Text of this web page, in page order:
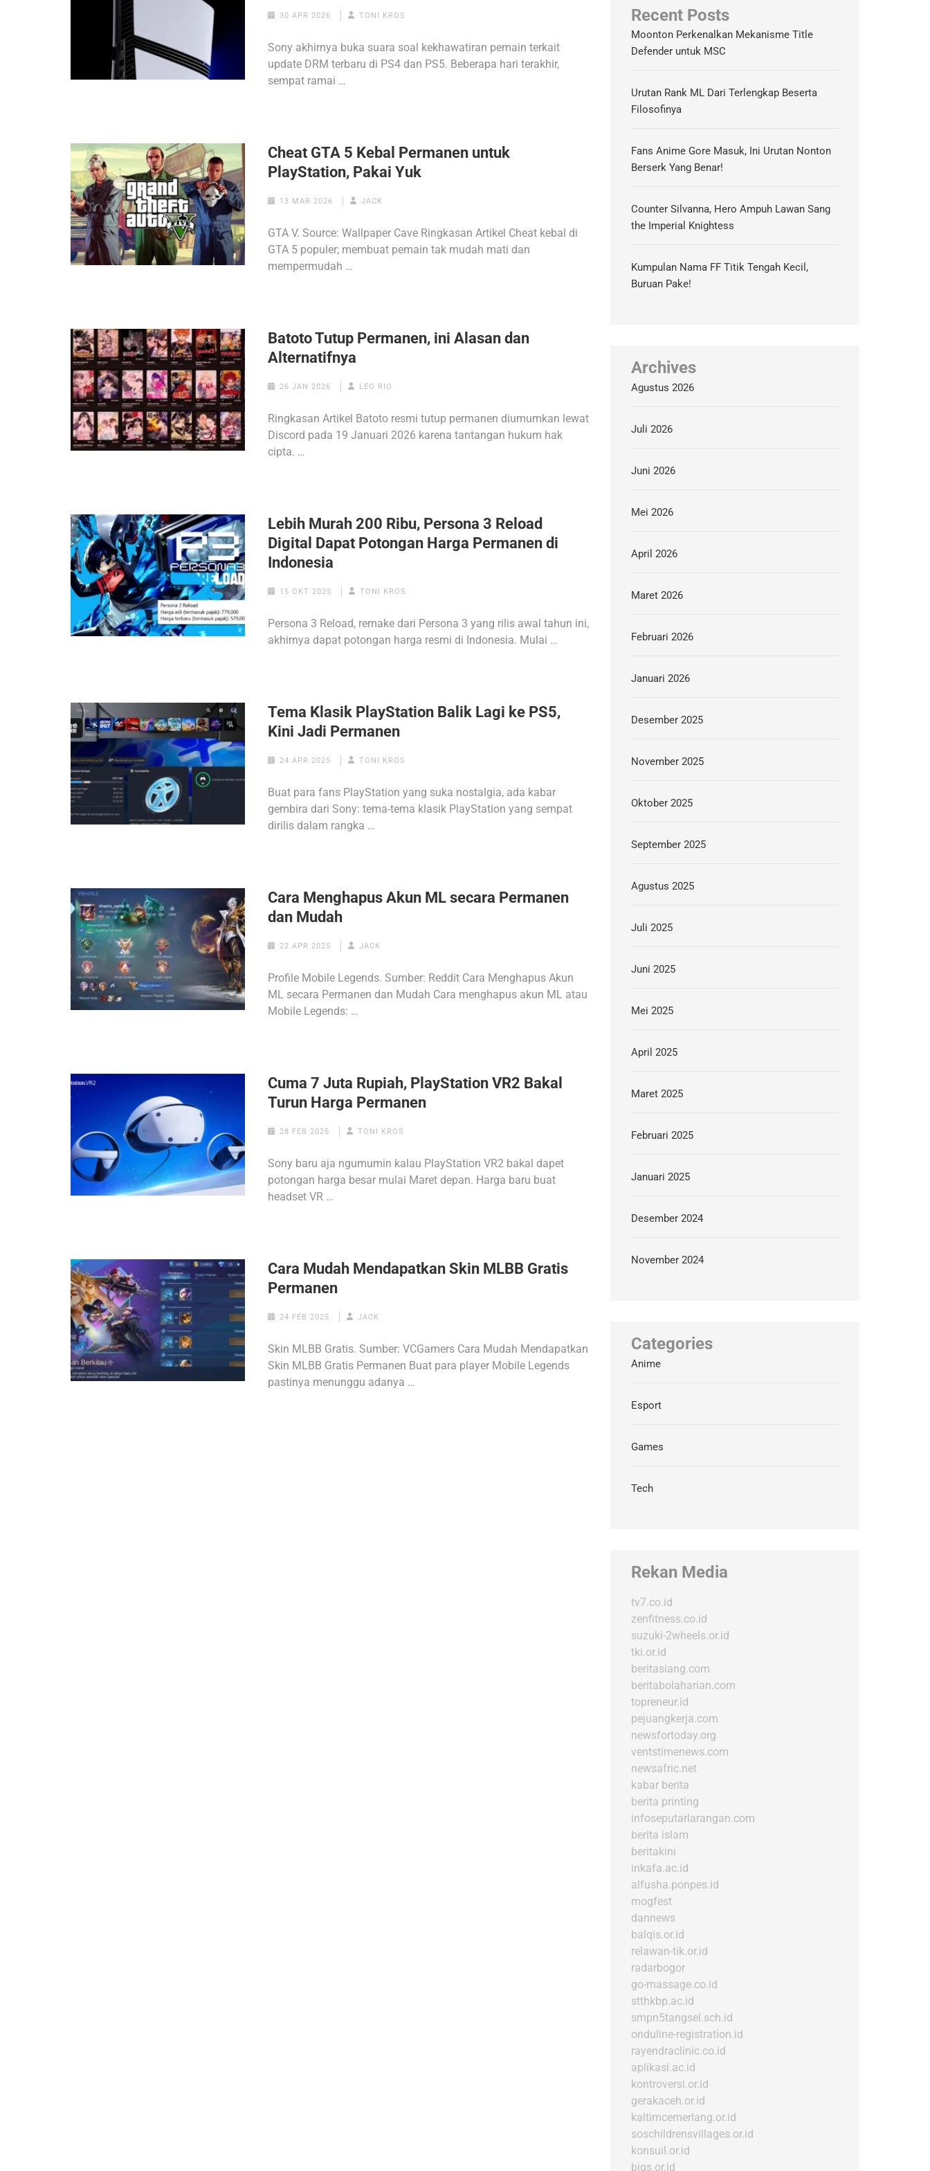
30 APR 2026 TONI KROS
Sony akhirnya buka suara soal kekhawatiran pemain terkait
update DRM terbaru di PS4 dan PS5. Beberapa hari terakhir,
sempat ramai …
Cheat GTA 5 Kebal Permanen untuk
PlayStation, Pakai Yuk
13 MAR 2026 JACK
GTA V. Source: Wallpaper Cave Ringkasan Artikel Cheat kebal di
GTA 5 populer; membuat pemain tak mudah mati dan
mempermudah …
Batoto Tutup Permanen, ini Alasan dan
Alternatifnya
26 JAN 2026 LEO RIO
Ringkasan Artikel Batoto resmi tutup permanen diumumkan lewat
Discord pada 19 Januari 2026 karena tantangan hukum hak
cipta. …
Lebih Murah 200 Ribu, Persona 3 Reload
Digital Dapat Potongan Harga Permanen di
Indonesia
15 OKT 2025 TONI KROS
Persona 3 Reload, remake dari Persona 3 yang rilis awal tahun ini,
akhirnya dapat potongan harga resmi di Indonesia. Mulai …
Tema Klasik PlayStation Balik Lagi ke PS5,
Kini Jadi Permanen
24 APR 2025 TONI KROS
Buat para fans PlayStation yang suka nostalgia, ada kabar
gembira dari Sony: tema-tema klasik PlayStation yang sempat
dirilis dalam rangka …
Cara Menghapus Akun ML secara Permanen
dan Mudah
22 APR 2025 JACK
Profile Mobile Legends. Sumber: Reddit Cara Menghapus Akun
ML secara Permanen dan Mudah Cara menghapus akun ML atau
Mobile Legends: …
Cuma 7 Juta Rupiah, PlayStation VR2 Bakal
Turun Harga Permanen
28 FEB 2025 TONI KROS
Sony baru aja ngumumin kalau PlayStation VR2 bakal dapet
potongan harga besar mulai Maret depan. Harga baru buat
headset VR …
Cara Mudah Mendapatkan Skin MLBB Gratis
Permanen
24 FEB 2025 JACK
Skin MLBB Gratis. Sumber: VCGamers Cara Mudah Mendapatkan
Skin MLBB Gratis Permanen Buat para player Mobile Legends
pastinya menunggu adanya …
Recent Posts
Moonton Perkenalkan Mekanisme Title
Defender untuk MSC
Urutan Rank ML Dari Terlengkap Beserta
Filosofinya
Fans Anime Gore Masuk, Ini Urutan Nonton
Berserk Yang Benar!
Counter Silvanna, Hero Ampuh Lawan Sang
the Imperial Knightess
Kumpulan Nama FF Titik Tengah Kecil,
Buruan Pake!
Archives
Agustus 2026
Juli 2026
Juni 2026
Mei 2026
April 2026
Maret 2026
Februari 2026
Januari 2026
Desember 2025
November 2025
Oktober 2025
September 2025
Agustus 2025
Juli 2025
Juni 2025
Mei 2025
April 2025
Maret 2025
Februari 2025
Januari 2025
Desember 2024
November 2024
Categories
Anime
Esport
Games
Tech
Rekan Media
tv7.co.id
zenfitness.co.id
suzuki-2wheels.or.id
tki.or.id
beritasiang.com
beritabolaharian.com
topreneur.id
pejuangkerja.com
newsfortoday.org
ventstimenews.com
newsafric.net
kabar berita
berita printing
infoseputarlarangan.com
berita islam
beritakini
inkafa.ac.id
alfusha.ponpes.id
mogfest
dannews
balqis.or.id
relawan-tik.or.id
radarbogor
go-massage.co.id
stthkbp.ac.id
smpn5tangsel.sch.id
onduline-registration.id
rayendraclinic.co.id
aplikasi.ac.id
kontroversi.or.id
gerakaceh.or.id
kaltimcemerlang.or.id
soschildrensvillages.or.id
konsuil.or.id
bigs.or.id